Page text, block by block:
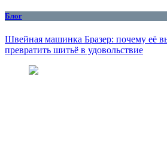
Блог
Швейная машинка Бразер: почему её
превратить шитьё в удовольствие